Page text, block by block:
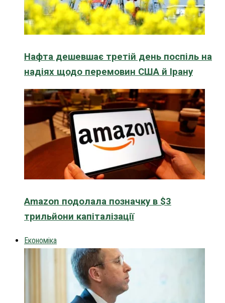
Нафта дешевшає третій день поспіль на
надіях щодо перемовин США й Ірану
Amazon подолала позначку в $3
трильйони капіталізації
Економіка